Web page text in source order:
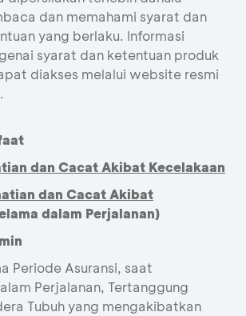
dan memahami syarat dan
yang berlaku. Informasi
syarat dan ketentuan produk
diakses melalui website resmi
dan Cacat Akibat Kecelakaan
dan Cacat Akibat
dalam Perjalanan)
Periode Asuransi, saat
Perjalanan, Tertanggung
Tubuh yang mengakibatkan